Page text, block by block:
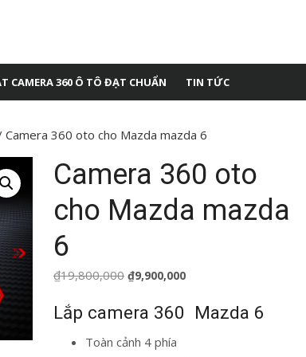
CAMERA 360 Ô TÔ ĐẠT CHUẨN TIN TỨC
Camera 360 oto cho Mazda mazda 6
Camera 360 oto
cho Mazda mazda
6
₫19,800,000 Giá
là:
₫19,800,000.
₫9,900,000Giá
tại
Lắp camera 360 Mazda 6
Toàn cảnh 4 phía